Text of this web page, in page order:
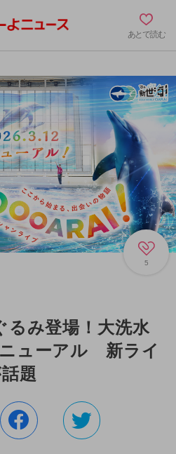
あとで読む
5
るみ登場！大洗水
ューアル 新ライ
題